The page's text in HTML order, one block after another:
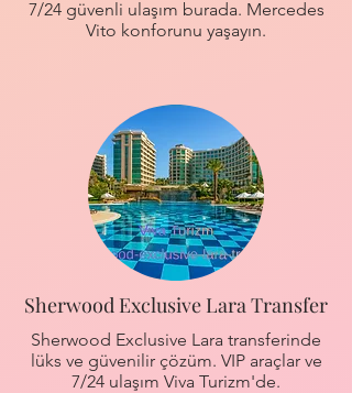
7/24 güvenli ulaşım burada. Mercedes
Vito konforunu yaşayın.
Sherwood Exclusive Lara Transfer
Sherwood Exclusive Lara transferinde
lüks ve güvenilir çözüm. VIP araçlar ve
7/24 ulaşım Viva Turizm'de.